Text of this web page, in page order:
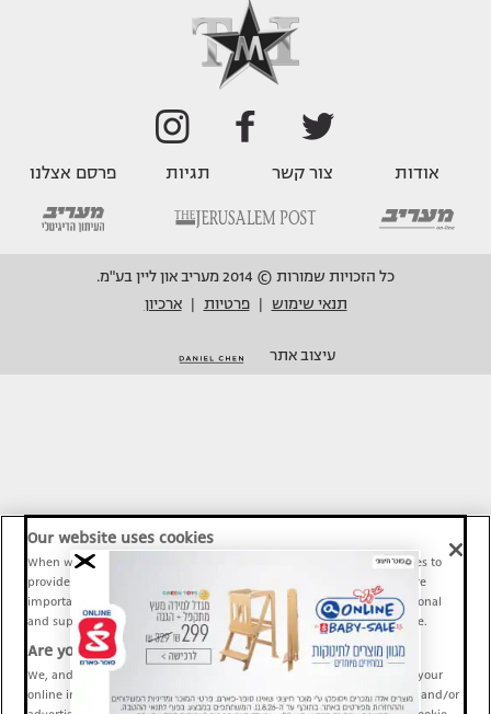
אודות צור קשר תגיות פרסם אצלנו
כל הזכויות שמורות © 2014 מעריב און ליין בע"מ.
תנאי שימוש
פרטיות ארכיון
עיצוב אתר
Our website uses cookies
When we provide Maariv, TMI and Sport1 content online, we use cookies to
provide social media features and to analyze our traffic. These tools are
important and necessary for our website functionality. Others are optional
and support Maariv, TMI and Sport1 activity and your online experience.
Are you happy to accept cookies?
We, and our partners, use information about your use of our site and your
online interactions to improve our services and to personalize content and/or